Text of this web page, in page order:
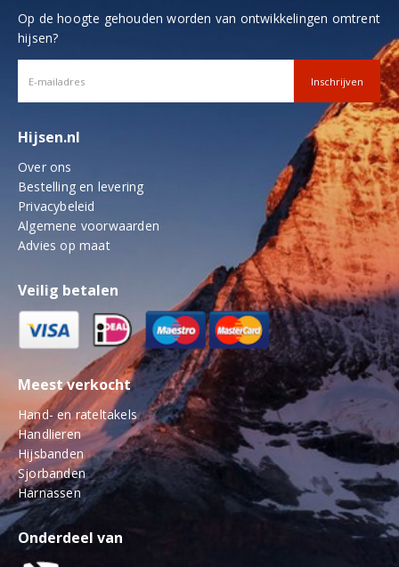
Op de hoogte gehouden worden van ontwikkelingen omtrent
hijsen?
Hijsen.nl
Over ons
Bestelling en levering
Privacybeleid
Algemene voorwaarden
Advies op maat
Veilig betalen
Meest verkocht
Hand- en rateltakels
Handlieren
Hijsbanden
Sjorbanden
Harnassen
Onderdeel van